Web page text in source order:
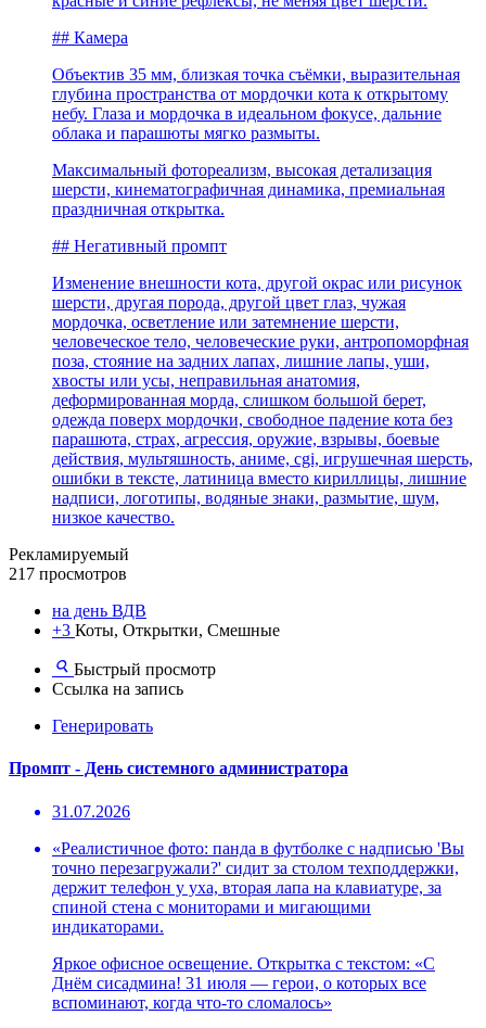
## Камера
Объектив 35 мм, близкая точка съёмки, выразительная
глубина пространства от мордочки кота к открытому
небу. Глаза и мордочка в идеальном фокусе, дальние
облака и парашюты мягко размыты.
Максимальный фотореализм, высокая детализация
шерсти, кинематографичная динамика, премиальная
праздничная открытка.
## Негативный промпт
Изменение внешности кота, другой окрас или рисунок
шерсти, другая порода, другой цвет глаз, чужая
мордочка, осветление или затемнение шерсти,
человеческое тело, человеческие руки, антропоморфная
поза, стояние на задних лапах, лишние лапы, уши,
хвосты или усы, неправильная анатомия,
деформированная морда, слишком большой берет,
одежда поверх мордочки, свободное падение кота без
парашюта, страх, агрессия, оружие, взрывы, боевые
действия, мультяшность, аниме, cgi, игрушечная шерсть,
ошибки в тексте, латиница вместо кириллицы, лишние
надписи, логотипы, водяные знаки, размытие, шум,
низкое качество.
Рекламируемый
217 просмотров
на день ВДВ
+3 Коты, Открытки, Смешные
Быстрый просмотр
Ссылка на запись
Генерировать
Промпт - День системного администратора
31.07.2026
«Реалистичное фото: панда в футболке с надписью 'Вы
точно перезагружали?' сидит за столом техподдержки,
держит телефон у уха, вторая лапа на клавиатуре, за
спиной стена с мониторами и мигающими
индикаторами.
Яркое офисное освещение. Открытка с текстом: «С
Днём сисадмина! 31 июля — герои, о которых все
вспоминают, когда что-то сломалось»